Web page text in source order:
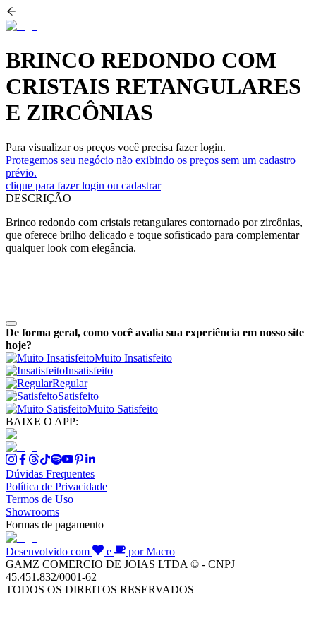
BRINCO REDONDO COM
CRISTAIS RETANGULARES
E ZIRCÔNIAS
Para visualizar os preços você precisa fazer login.
Protegemos seu negócio não exibindo os preços sem um cadastro
prévio.
clique para fazer login ou cadastrar
DESCRIÇÃO
Brinco redondo com cristais retangulares contornado por zircônias,
que oferece brilho delicado e toque sofisticado para complementar
qualquer look com elegância.
De forma geral, como você avalia sua experiência em nosso site
hoje?
Muito Insatisfeito
Insatisfeito
Regular
Satisfeito
Muito Satisfeito
BAIXE O APP:
Dúvidas Frequentes
Política de Privacidade
Termos de Uso
Showrooms
Formas de pagamento
Desenvolvido com e
por Macro
GAMZ COMERCIO DE JOIAS LTDA © - CNPJ
45.451.832/0001-62
TODOS OS DIREITOS RESERVADOS